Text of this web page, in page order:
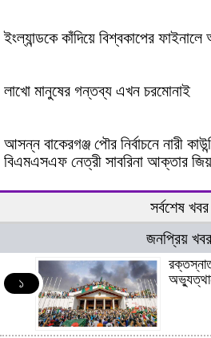
ইংল্যান্ডকে কাঁদিয়ে বিশ্বকাপের ফাইনালে
লাখো মানুষের গন্তব্য এখন চরমোনাই
আসন্ন বাকেরগঞ্জ পৌর নির্বাচনে নারী
বিএমএসএফ নেত্রী সাবরিনা আক্তার
সর্বশেষ খবর
জনপ্রিয় খবর
১